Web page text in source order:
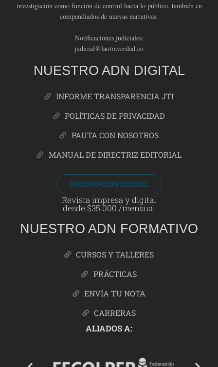
investigación como función de control hacia lo público, también en
compendiados de nuevas narrativas.
Notificaciones judiciales:
judicial@laotraverdad.co
NUESTRO ADN DIGITAL
INFORME TRANSPARENCIA JTI
POLÍTICAS DE PRIVACIDAD
PAUTA CON NOSOTROS
MANUAL DE DIRECTRIZ EDITORIAL
SUSCRIPCIÓN DIGITAL
Revista impresa y digital
desde $35.000 /mensual
NUESTRO ADN FORMATIVO
CURSOS Y TALLERES
PRÁCTICAS
ENVÍA TU NOTA
CARRERAS
ALIADOS A: